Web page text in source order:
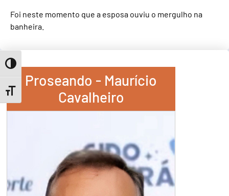
Toggle High Contrast
Toggle Font size
Foi neste momento que a esposa ouviu o mergulho na
banheira.
Proseando - Maurício
Cavalheiro